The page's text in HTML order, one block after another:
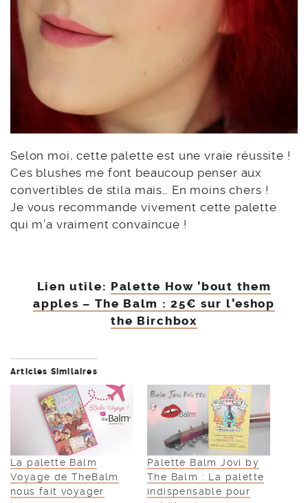
Selon moi, cette palette est une vraie réussite !
Ces blushes me font beaucoup penser aux
convertibles de stila mais… En moins chers !
Je vous recommande vivement cette palette
qui m’a vraiment convaincue !
Lien utile: Palette How ’bout them
apples – The Balm : 25€ sur l’eshop
the Birchbox
Articles Similaires
La palette Balm
Voyage de TheBalm
nous fait voyager
Palette Balm Jovi by
The Balm : La palette
indispensable pour